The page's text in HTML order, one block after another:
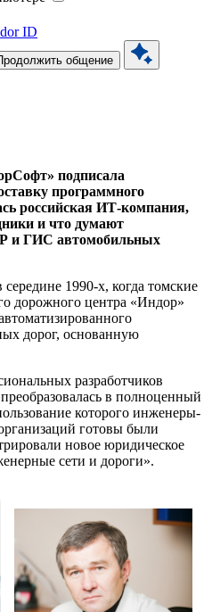
ID
общение
подписала
программного
российская ИТ‑компания,
и что думают
и ГИС автомобильных
1990-х, когда томские
дорожного центра «Индор»
дорог, основанную
разработчиков
в полноценный
которого инженеры-
готовы были
новое юридическое
сети и дороги».